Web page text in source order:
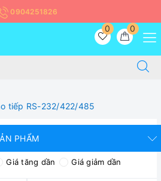
0904251826
0
0
tiếp RS-232/422/485
PHẨM
Giá tăng dần Giá giảm dần